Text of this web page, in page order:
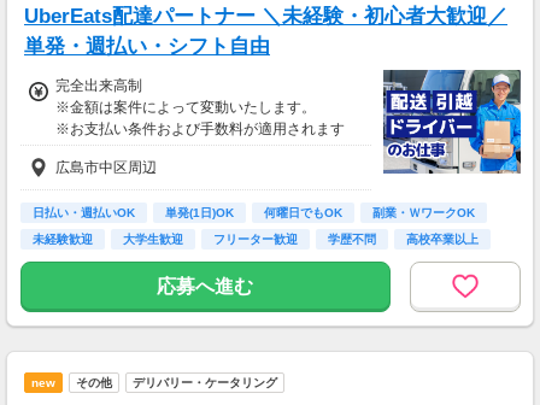
UberEats配達パートナー ＼未経験・初心者大歓迎／
単発・週払い・シフト自由
完全出来高制
※金額は案件によって変動いたします。
※お支払い条件および手数料が適用されます
広島市中区周辺
日払い・週払いOK 単発(1日)OK 何曜日でもOK
副業・ＷワークOK
未経験歓迎
大学生歓迎 フリーター歓迎 学歴不問 高校卒業以上
応募へ進む
new その他 デリバリー・ケータリング